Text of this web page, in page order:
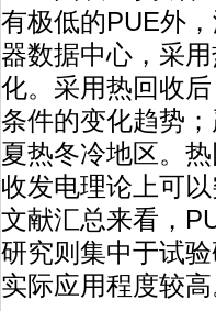
有极低的PUE外
器数据中心，采
化。采用热回收
条件的变化趋势
夏热冬冷地区。
收发电理论上可
文献汇总来看，
研究则集中于试
实际应用程度较高